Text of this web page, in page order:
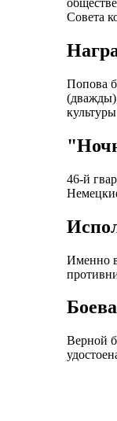
Совета
Попова
46-й
Именно
Верной